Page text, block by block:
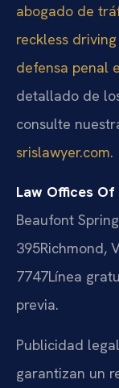
abogado de
reckless
defensa penal
detallado de
consulte
srislawyer.com.
Law Offices Of
Beaufont
395Richmond,
7747Línea
previa.
Publicidad
garantizan un